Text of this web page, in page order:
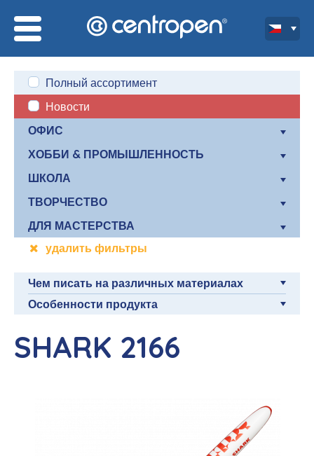
Полный ассортимент
Новости
ОФИС
ХОББИ & ПРОМЫШЛЕННОСТЬ
ШКОЛА
ТВОРЧЕСТВО
ДЛЯ МАСТЕРСТВА
удалить фильтры
Чем писать на различных материалах
Особенности продукта
SHARK 2166